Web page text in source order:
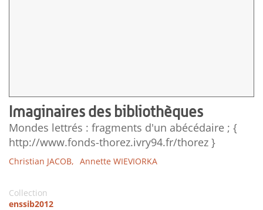
Imaginaires des bibliothèques
Mondes lettrés : fragments d'un abécédaire ; {
http://www.fonds-thorez.ivry94.fr/thorez }
Christian JACOB, Annette WIEVIORKA
Collection
enssib2012